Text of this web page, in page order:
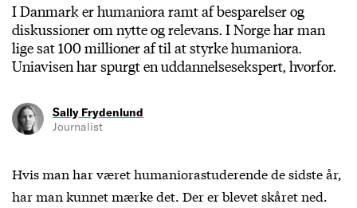
I Danmark er humaniora ramt af besparelser og
diskussioner om nytte og relevans. I Norge har man
lige sat 100 millioner af til at styrke humaniora.
Uniavisen har spurgt en uddannelsesekspert, hvorfor.
Sally Frydenlund
Journalist
Hvis man har været humaniorastuderende de sidste år,
har man kunnet mærke det. Der er blevet skåret ned.